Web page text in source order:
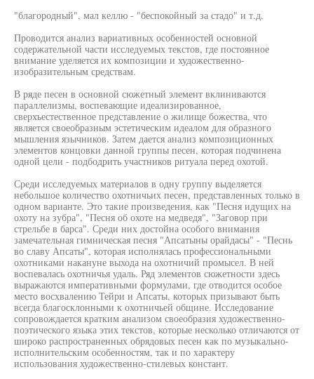
"благородный", мал келлю - "беспокойный за стадо" и т.д.
Проводится анализ вариативных особенностей основной
содержательной части исследуемых текстов, где постоянное
внимание уделяется их композиции и художественно-
изобразительным средствам.
В ряде песен в основной сюжетный элемент вклиниваются
параллелизмы, воспевающие идеализированное,
сверхъестественное представление о жилище божества, что
является своеобразным эстетическим идеалом для образного
мышления язычников. Затем дается анализ композиционных
элементов концовки данной группы песен, которая подчинена
одной цели - подбодрить участников ритуала перед охотой.
Среди исследуемых материалов в одну группу выделяется
небольшое количество охотничьих песен, представленных только в
одном варианте. Это такие произведения, как "Песня идущих на
охоту на зубра", "Песня об охоте на медведя", "Заговор при
стрельбе в барса". Среди них достойна особого внимания
замечательная гимническая песня "Апсатыны орайдасы" - "Песнь
во славу Апсаты", которая исполнялась профессиональными
охотниками накануне выхода на охотничий промысел. В ней
воспевалась охотничья удаль. Ряд элементов сюжетности здесь
выражаются императивными формулами, где отводится особое
место восхвалению Тейри и Апсаты, которых призывают быть
всегда благосклонными к охотничьей общине. Исследование
сопровождается кратким анализом своеобразия художественно-
поэтического языка этих текстов, которые несколько отличаются от
широко распространенных обрядовых песен как по музыкально-
исполнительским особенностям, так и по характеру
использования художественно-стилевых констант.